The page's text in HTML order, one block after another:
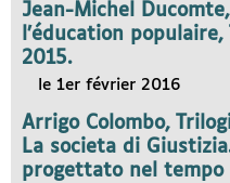
Jean-Michel
l’éducation
2015.
le 1er février 2016
Arrigo Colombo,
La societa di
progettato nel tempo